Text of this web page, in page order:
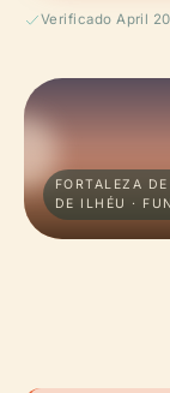
Verificado April
FORTALEZA
DE ILHÉU ·